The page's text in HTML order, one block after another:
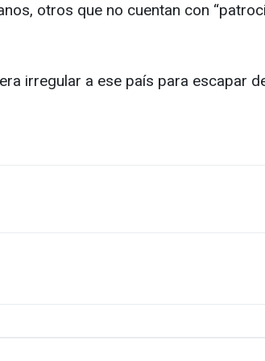
otros que no cuentan con
irregular a ese país para escapar